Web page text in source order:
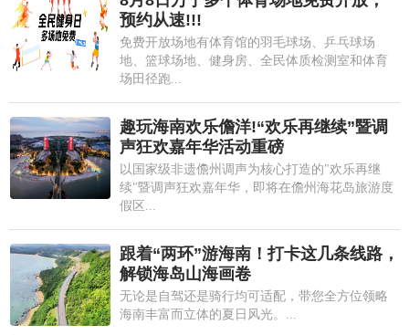
预约从速!!!
免费开放场地有体育馆的羽毛球场、乒乓球场
地、篮球场地、健身房、全民体质检测室和体育
场田径跑...
趣玩海南欢乐儋洋!“欢乐再继续”暨调
声狂欢嘉年华活动重磅
以国家级非遗儋州调声为核心打造的"欢乐再继
续"暨调声狂欢嘉年华，即将在儋州海花岛旅游度
假区...
跟着“两环”游海南！打卡这几条线路，
解锁海岛山海画卷
无论是自驾还是骑行均可适配，带您全方位领略
海南丰富而立体的夏日风光。...